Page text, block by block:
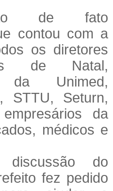
de fato
contou com a
os diretores
de Natal,
da Unimed,
STTU, Seturn,
da
médicos e
do
fez pedido